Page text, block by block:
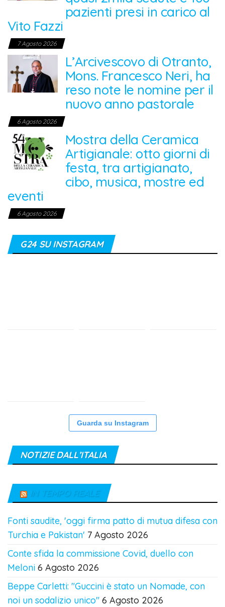
pazienti presi in carico al
Vito Fazzi
7 Agosto 2026
L’Arcivescovo di Otranto,
Mons. Francesco Neri, ha
reso note le nomine per il
nuovo anno pastorale
6 Agosto 2026
Mostra della Ceramica
Artigianale: otto giorni di
festa, tra artigianato,
cibo, musica, mostre ed
eventi
6 Agosto 2026
G24 SU INSTAGRAM
Guarda su Instagram
NOTIZIE DALL’ITALIA
IN TEMPO REALE
Fonti saudite, 'oggi firma patto di mutua difesa con
Turchia e Pakistan' 7 Agosto 2026
Conte sfida la commissione Covid, duello con
Meloni 6 Agosto 2026
Beppe Carletti: "Guccini è stato un Nomade, con
noi un sodalizio unico" 6 Agosto 2026